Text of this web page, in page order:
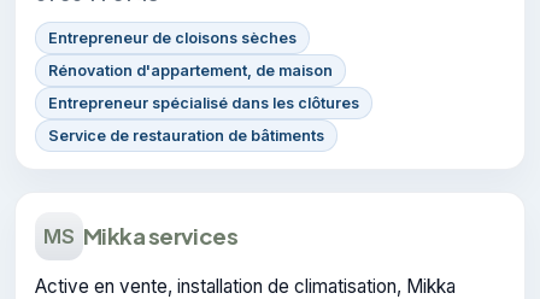
Entrepreneur de cloisons sèches
Rénovation d'appartement, de maison
Entrepreneur spécialisé dans les clôtures
Service de restauration de bâtiments
MS Mikka services
Active en vente, installation de climatisation, Mikka